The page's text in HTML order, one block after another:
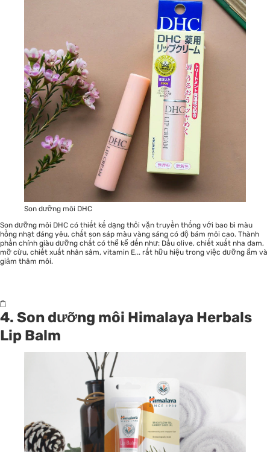
Son dưỡng môi DHC
Son dưỡng môi DHC có thiết kế dạng thỏi vặn truyền thống với bao bì màu
hồng nhạt đáng yêu, chất son sáp màu vàng sáng có độ bám môi cao. Thành
phần chính giàu dưỡng chất có thể kể đến như: Dầu olive, chiết xuất nha đam,
mỡ cừu, chiết xuất nhân sâm, vitamin E,.. rất hữu hiệu trong việc dưỡng ẩm và
giảm thâm môi.
4. Son dưỡng môi Himalaya Herbals
Lip Balm